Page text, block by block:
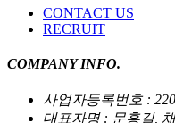
CONTACT US
RECRUIT
COMPANY INFO.
사업자등록번호 :
대표자명 : 문홍길,